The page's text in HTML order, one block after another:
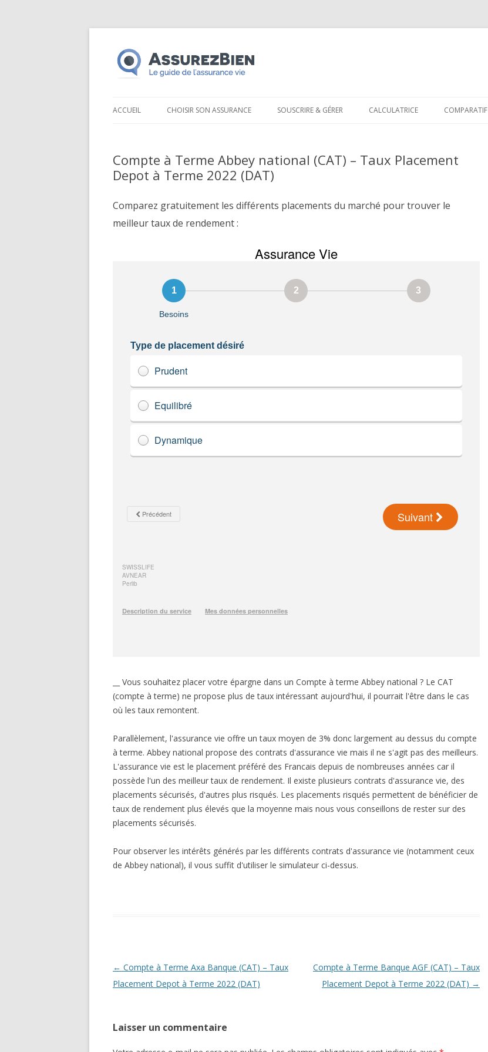
au
ACCUEIL CHOISIR SON ASSURANCE SOUSCRIRE & GÉRER CALCULATRICE COMPARATIF
Compte à Terme Abbey national (CAT) – Taux Placement
Depot à Terme 2022 (DAT)
Comparez gratuitement les différents placements du marché pour trouver le
meilleur taux de rendement :
__ Vous souhaitez placer votre épargne dans un Compte à terme Abbey national ? Le CAT
(compte à terme) ne propose plus de taux intéressant aujourd'hui, il pourrait l'être dans le cas
où les taux remontent.
Parallèlement, l'assurance vie offre un taux moyen de 3% donc largement au dessus du compte
à terme. Abbey national propose des contrats d'assurance vie mais il ne s'agit pas des meilleurs.
L'assurance vie est le placement préféré des Francais depuis de nombreuses années car il
possède l'un des meilleur taux de rendement. Il existe plusieurs contrats d'assurance vie, des
placements sécurisés, d'autres plus risqués. Les placements risqués permettent de bénéficier de
taux de rendement plus élevés que la moyenne mais nous vous conseillons de rester sur des
placements sécurisés.
Pour observer les intérêts générés par les différents contrats d'assurance vie (notamment ceux
de Abbey national), il vous suffit d'utiliser le simulateur ci-dessus.
Navigation
des
← Compte à Terme Axa Banque (CAT) – Taux
Placement Depot à Terme 2022 (DAT)
Compte à Terme Banque AGF (CAT) – Taux
Placement Depot à Terme 2022 (DAT) →
Laisser un commentaire